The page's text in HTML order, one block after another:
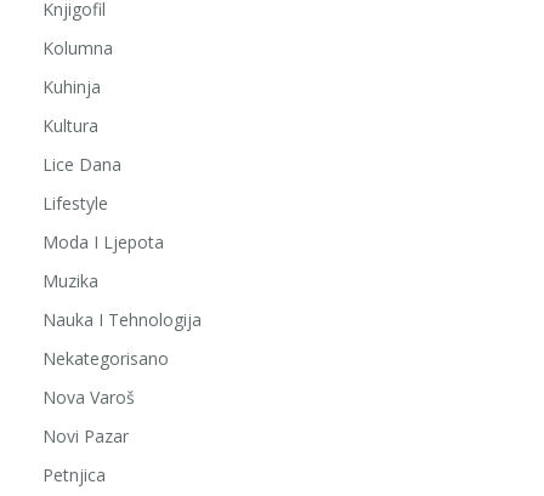
Knjigofil
Kolumna
Kuhinja
Kultura
Lice Dana
Lifestyle
Moda I Ljepota
Muzika
Nauka I Tehnologija
Nekategorisano
Nova Varoš
Novi Pazar
Petnjica